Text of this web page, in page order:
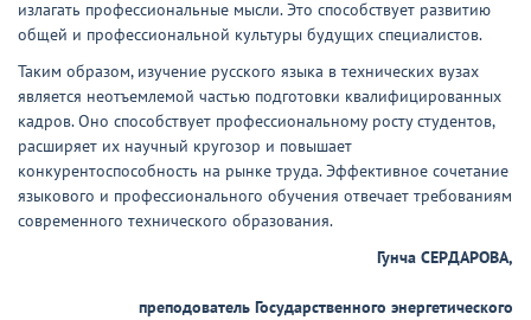
излагать профессиональные мысли. Это способствует развитию
общей и профессиональной культуры будущих специалистов.
Таким образом, изучение русского языка в технических вузах
является неотъемлемой частью подготовки квалифицированных
кадров. Оно способствует профессиональному росту студентов,
расширяет их научный кругозор и повышает
конкурентоспособность на рынке труда. Эффективное сочетание
языкового и профессионального обучения отвечает требованиям
современного технического образования.
Гунча СЕРДАРОВА,
преподователь Государственного энергетического